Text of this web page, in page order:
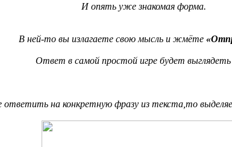
И опять уже знакомая форма.
В ней-то вы излагаете свою мысль и жмёте
Ответ в самой простой игре будет
на конкретную фразу из текста,то